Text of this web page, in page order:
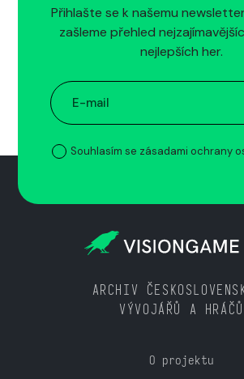
Přihlašte se k našemu
zašleme přehled
nejlepších her.
Souhlasím se zásadami ochrany
ARCHIV
VÝVOJÁŘŮ A HRÁČŮ
O projektu